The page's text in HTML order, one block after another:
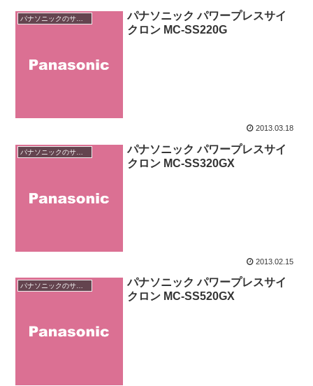
パナソニックのサイクロン掃除機
パナソニック パワープレスサイ
クロン MC-SS220G
2013.03.18
パナソニックのサイクロン掃除機
パナソニック パワープレスサイ
クロン MC-SS320GX
2013.02.15
パナソニックのサイクロン掃除機
パナソニック パワープレスサイ
クロン MC-SS520GX